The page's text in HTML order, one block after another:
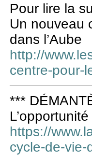
Pour lire la
Un nouveau
dans l’Aube
http://
centre-pour-
***
https://
cycle-de-